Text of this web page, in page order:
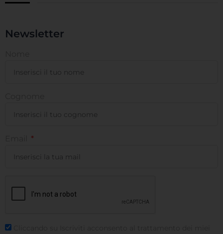
Newsletter